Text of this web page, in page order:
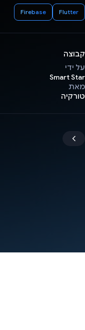
Flutter
Firebase
קבוצה
על ידי
Smart Star
מאת
טורקיה